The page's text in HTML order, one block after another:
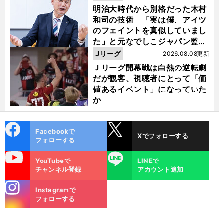
明治大時代から別格だった木村
和司の技術 「実は僕、アイツ
のフェイントを真似していまし
た」と元なでしこジャパン監
督・佐々木則夫
Ｊリーグ開幕戦は白熱の逆転劇
だが観客、視聴者にとって「価
値あるイベント」になっていた
か
2026.08.08更新
Jリーグ
ok
Facebookで
フォローする
Xでフォローする
YouTubeで
チャンネル登録
LINE
LINEで
アカウント追加
m
Instagramで
フォローする